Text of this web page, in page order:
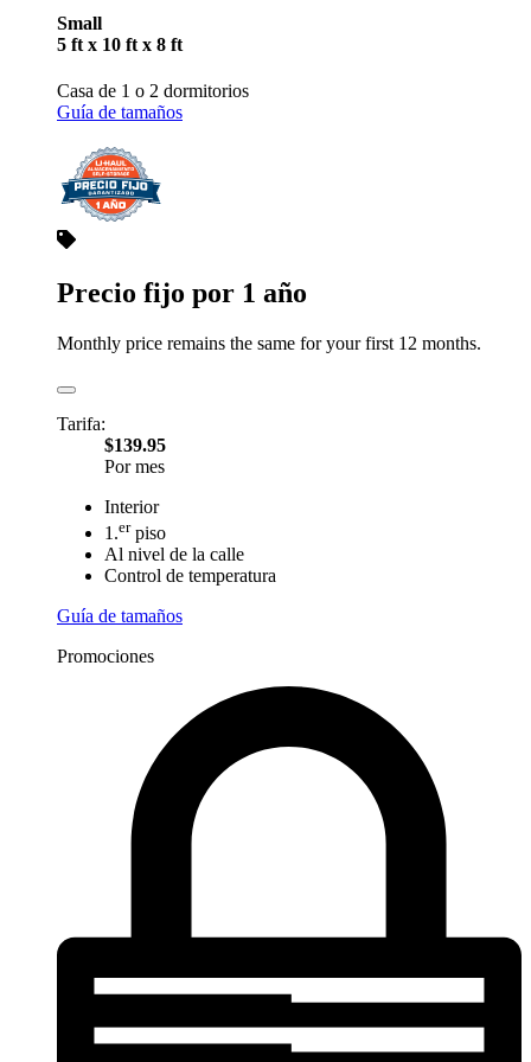
Small
5 ft x 10 ft x 8 ft
Casa de 1 o 2 dormitorios
Guía de tamaños
Precio fijo por 1 año
Monthly price remains the same for your first 12 months.
Tarifa:
$139.95
Por mes
Interior
1.erpiso
Al nivel de la calle
Control de temperatura
Guía de tamaños
Promociones